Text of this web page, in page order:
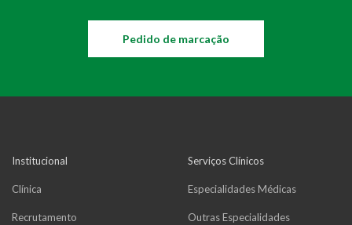
Pedido de marcação
Institucional
Clínica
Recrutamento
Serviços Clínicos
Especialidades Médicas
Outras Especialidades